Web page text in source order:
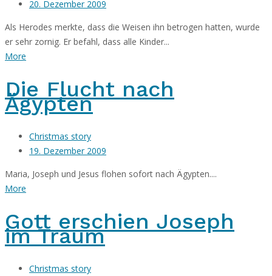
20. Dezember 2009
Als Herodes merkte, dass die Weisen ihn betrogen hatten, wurde
er sehr zornig. Er befahl, dass alle Kinder...
More
Die Flucht nach
Ägypten
Christmas story
19. Dezember 2009
Maria, Joseph und Jesus flohen sofort nach Ägypten....
More
Gott erschien Joseph
im Traum
Christmas story